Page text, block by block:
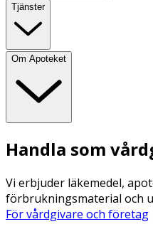
Tjänster
Om Apoteket
Handla som
Vi erbjuder läkemedel,
förbrukningsmaterial och
För vårdgivare och företag